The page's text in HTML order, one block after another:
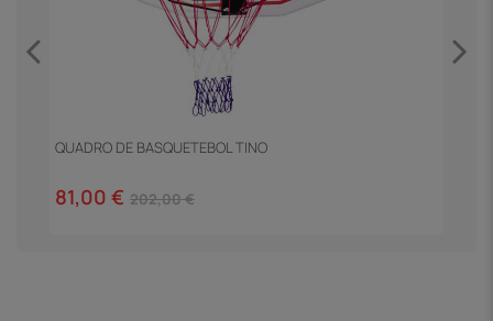
QUADRO DE BASQUETEBOL TINO
81,00 € 202,00 €